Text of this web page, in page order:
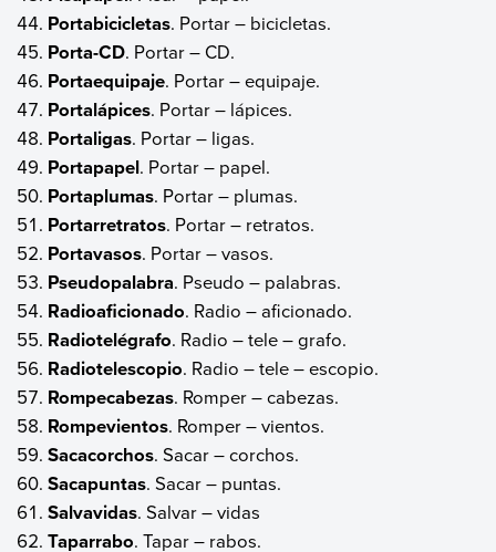
Portabicicletas. Portar – bicicletas.
Porta-CD. Portar – CD.
Portaequipaje. Portar – equipaje.
Portalápices. Portar – lápices.
Portaligas. Portar – ligas.
Portapapel. Portar – papel.
Portaplumas. Portar – plumas.
Portarretratos. Portar – retratos.
Portavasos. Portar – vasos.
Pseudopalabra. Pseudo – palabras.
Radioaficionado. Radio – aficionado.
Radiotelégrafo. Radio – tele – grafo.
Radiotelescopio. Radio – tele – escopio.
Rompecabezas. Romper – cabezas.
Rompevientos. Romper – vientos.
Sacacorchos. Sacar – corchos.
Sacapuntas. Sacar – puntas.
Salvavidas. Salvar – vidas
Taparrabo. Tapar – rabos.